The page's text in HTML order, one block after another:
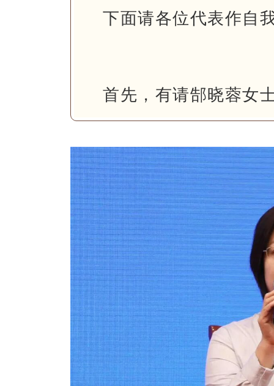
下面请各位代表作自
首先，有请郜晓蓉女